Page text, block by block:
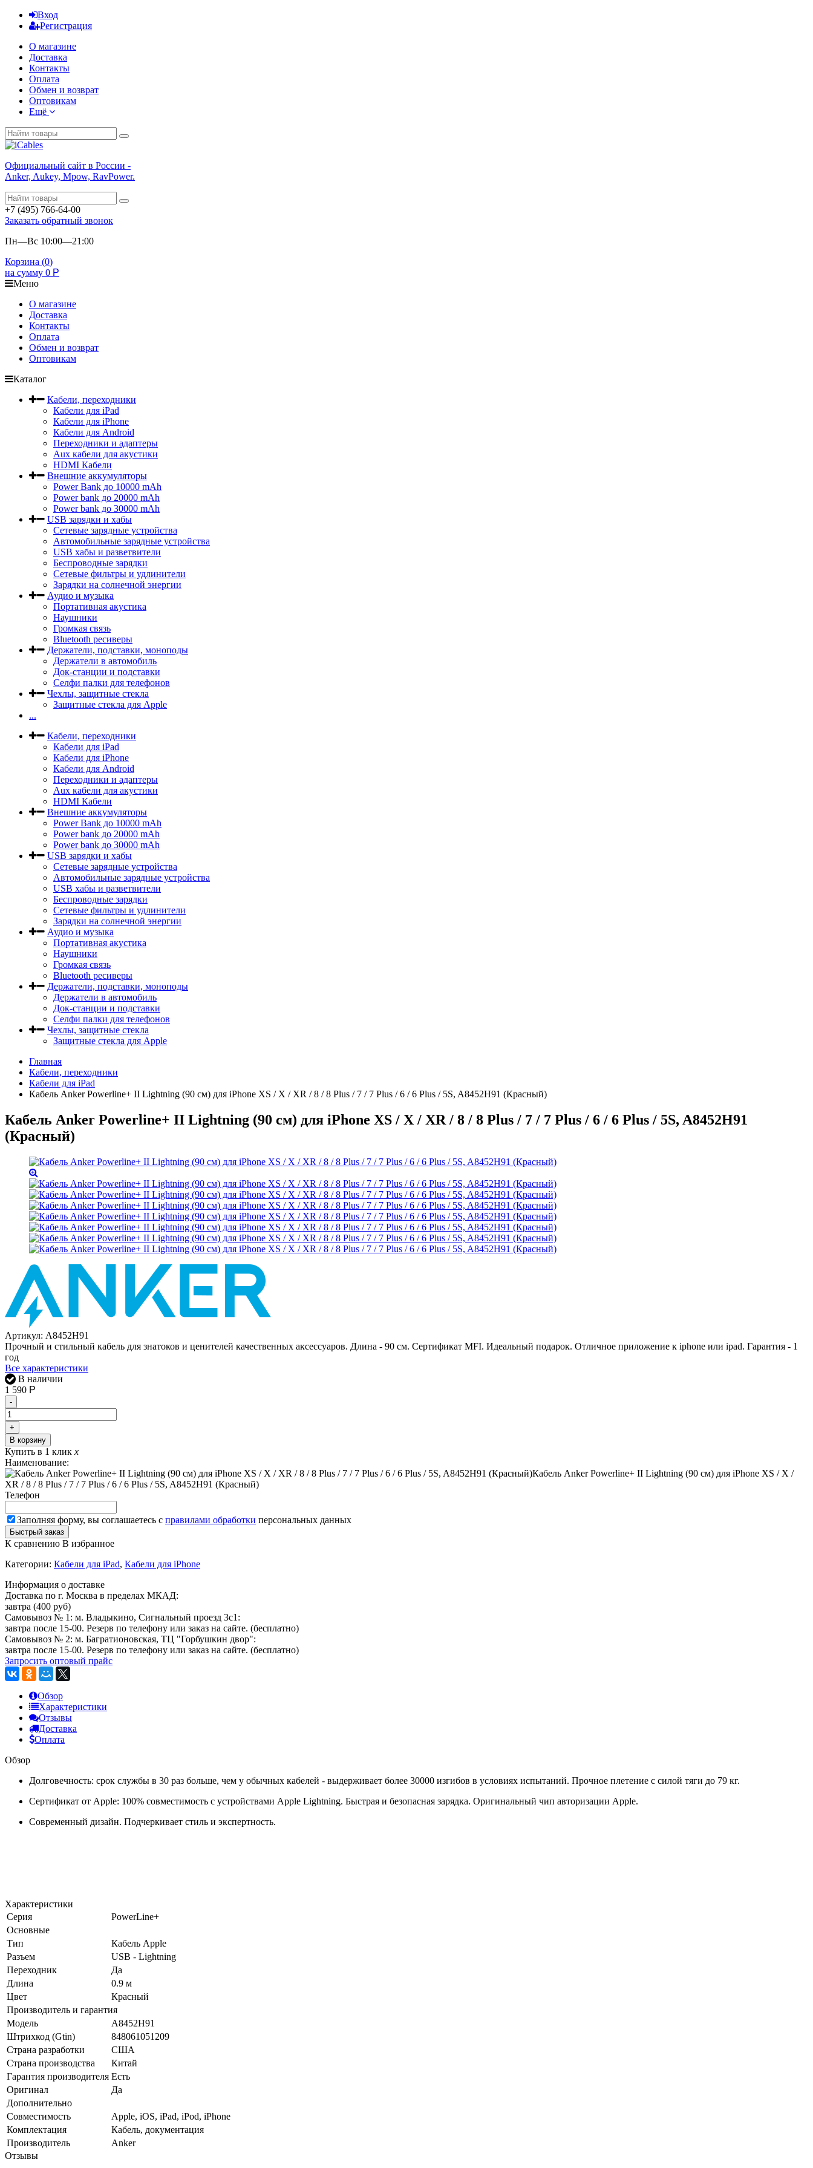
Вход
Регистрация
О магазине
Доставка
Контакты
Оплата
Обмен и возврат
Оптовикам
Ещё
Официальный сайт в России -
Anker, Aukey, Mpow, RavPower.
+7 (495) 766-64-00
Заказать обратный звонок
Пн—Вс 10:00—21:00
Корзина (0)
на сумму 0 Р
Меню
О магазине
Доставка
Контакты
Оплата
Обмен и возврат
Оптовикам
Каталог
Кабели, переходники
Кабели для iPad
Кабели для iPhone
Кабели для Android
Переходники и адаптеры
Aux кабели для акустики
HDMI Кабели
Внешние аккумуляторы
Power Bank до 10000 mAh
Power bank до 20000 mAh
Power bank до 30000 mAh
USB зарядки и хабы
Сетевые зарядные устройства
Автомобильные зарядные устройства
USB хабы и разветвители
Беспроводные зарядки
Сетевые фильтры и удлинители
Зарядки на солнечной энергии
Аудио и музыка
Портативная акустика
Наушники
Громкая связь
Bluetooth ресиверы
Держатели, подставки, моноподы
Держатели в автомобиль
Док-станции и подставки
Селфи палки для телефонов
Чехлы, защитные стекла
Защитные стекла для Apple
...
Кабели, переходники
Кабели для iPad
Кабели для iPhone
Кабели для Android
Переходники и адаптеры
Aux кабели для акустики
HDMI Кабели
Внешние аккумуляторы
Power Bank до 10000 mAh
Power bank до 20000 mAh
Power bank до 30000 mAh
USB зарядки и хабы
Сетевые зарядные устройства
Автомобильные зарядные устройства
USB хабы и разветвители
Беспроводные зарядки
Сетевые фильтры и удлинители
Зарядки на солнечной энергии
Аудио и музыка
Портативная акустика
Наушники
Громкая связь
Bluetooth ресиверы
Держатели, подставки, моноподы
Держатели в автомобиль
Док-станции и подставки
Селфи палки для телефонов
Чехлы, защитные стекла
Защитные стекла для Apple
Главная
Кабели, переходники
Кабели для iPad
Кабель Anker Powerline+ II Lightning (90 см) для iPhone XS / X / XR / 8 / 8 Plus / 7 / 7 Plus / 6 / 6 Plus / 5S, A8452H91 (Красный)
Кабель Anker Powerline+ II Lightning (90 см) для iPhone XS / X / XR / 8 / 8 Plus / 7 / 7 Plus / 6 / 6 Plus / 5S, A8452H91
(Красный)
Артикул: A8452H91
Прочный и стильный кабель для знатоков и ценителей качественных аксессуаров. Длина - 90 см. Сертификат MFI. Идеальный подарок. Отличное приложение к iphone или ipad. Гарантия - 1
год
Все характеристики
В наличии
1 590 Р
-
+
В корзину
Купить в 1 клик x
Наименование:
Кабель Anker Powerline+ II Lightning (90 см) для iPhone XS / X /
XR / 8 / 8 Plus / 7 / 7 Plus / 6 / 6 Plus / 5S, A8452H91 (Красный)
Телефон
Заполняя форму, вы соглашаетесь с правилами обработки персональных данных
К сравнению В избранное
Категории: Кабели для iPad, Кабели для iPhone
Информация о доставке
Доставка по г. Москва в пределах МКАД:
завтра (400 руб)
Самовывоз № 1: м. Владыкино, Сигнальный проезд 3с1:
завтра после 15-00. Резерв по телефону или заказ на сайте. (бесплатно)
Самовывоз № 2: м. Багратионовская, ТЦ "Горбушкин двор":
завтра после 15-00. Резерв по телефону или заказ на сайте. (бесплатно)
Запросить оптовый прайс
Обзор
Характеристики
Отзывы
Доставка
Оплата
Обзор
Долговечность: срок службы в 30 раз больше, чем у обычных кабелей - выдерживает более 30000 изгибов в условиях испытаний. Прочное плетение с силой тяги до 79 кг.
Сертификат от Apple: 100% совместимость с устройствами Apple Lightning. Быстрая и безопасная зарядка. Оригинальный чип авторизации Apple.
Современный дизайн. Подчеркивает стиль и экспертность.
Характеристики
Серия
PowerLine+
Основные
Тип
Кабель Apple
Разъем
USB - Lightning
Переходник
Да
Длина
0.9 м
Цвет
Красный
Производитель и гарантия
Модель
A8452H91
Штрихкод (Gtin)
848061051209
Страна разработки
США
Страна производства
Китай
Гарантия производителя Есть
Оригинал
Да
Дополнительно
Совместимость
Apple, iOS, iPad, iPod, iPhone
Комплектация
Кабель, документация
Производитель
Anker
Отзывы